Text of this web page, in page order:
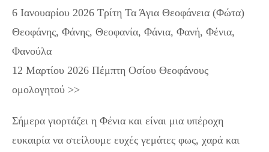
6 Ιανουαρίου 2026 Τρίτη Τα Άγια Θεοφάνεια (Φώτα)
Θεοφάνης, Φάνης, Θεοφανία, Φάνια, Φανή, Φένια,
Φανούλα
12 Μαρτίου 2026 Πέμπτη Οσίου Θεοφάνους
ομολογητού >>
Σήμερα γιορτάζει η Φένια και είναι μια υπέροχη
ευκαιρία να στείλουμε ευχές γεμάτες φως, χαρά και